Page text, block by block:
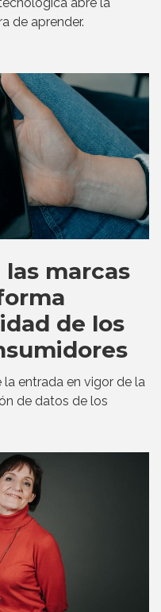
de aprender.
las marcas
de los
entrada en vigor de la
de datos de los